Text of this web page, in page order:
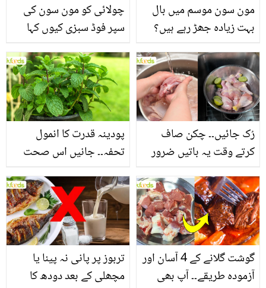
چولائی کو مون سون کی
سپر فوڈ سبزی کیوں کہا
منرلز اور اینٹی آکسیڈنٹس
سے بھرپور اس سبزی کے
فائدے
مون سون موسم میں بال
بہت زیادہ جھڑ رہے ہیں؟
بنانے کے چند قدرتی طریقے
پودینہ قدرت کا انمول
تحفہ۔۔ جانیں اس صحت
انگیز طبی فوائد
رُک جائیں۔۔ چکن صاف
کرتے وقت یہ باتیں ضرور
تربوز پر پانی نہ پینا یا
مچھلی کے بعد دودھ کا
گوشت گلانے کے 4 آسان اور
آزمودہ طریقے۔۔ آپ بھی